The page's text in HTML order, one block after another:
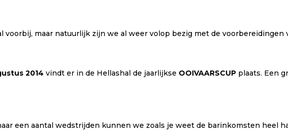
voorbij, maar natuurlijk zijn we al weer volop bezig met de voorbereidingen
2014 vindt er in de Hellashal de jaarlijkse OOIVAARSCUPplaats. Een
een aantal wedstrijden kunnen we zoals je weet de barinkomsten heel